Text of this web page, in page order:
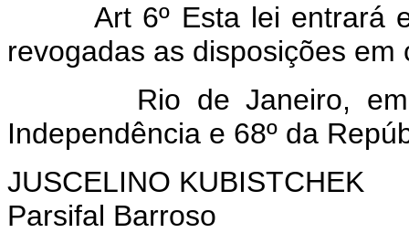
Art 6º Esta lei entrará
revogadas as disposições em
Rio de Janeiro, em 13
Independência e 68º da
JUSCELINO KUBISTCHEK
Parsifal Barroso